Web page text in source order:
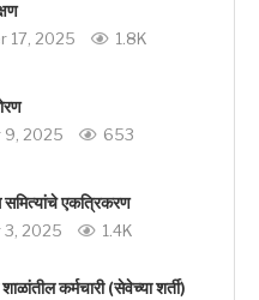
17, 2025 1.8K
9, 2025 653
समित्यांचे एकत्रिकरण
3, 2025 1.4K
कर्मचारी (सेवेच्या शर्ती)